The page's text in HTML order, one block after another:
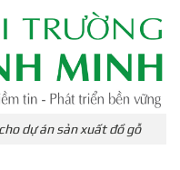
dự án sản xuất đồ gỗ